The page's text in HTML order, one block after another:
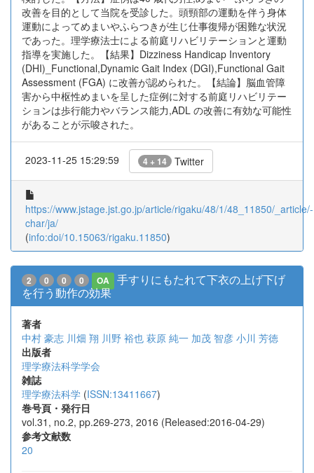
改善を目的として当院を受診した。頭頸部の運動を伴う身体
運動によってめまいやふらつきが生じ仕事復帰が困難な状況
であった。理学療法士による前庭リハビリテーションと運動
指導を実施した。【結果】Dizziness Handicap Inventory
(DHI)_Functional,Dynamic Gait Index (DGI),Functional Gait
Assessment (FGA) に改善が認められた。【結論】脳血管障
害から中枢性めまいを呈した症例に対する前庭リハビリテー
ションは歩行能力やバランス能力,ADL の改善に有効な可能性
があることが示唆された。
2023-11-25 15:29:59 4 + 14 Twitter
https://www.jstage.jst.go.jp/article/rigaku/48/1/48_11850/_article/-
char/ja/
(info:doi/10.15063/rigaku.11850)
2 0 0 0 OA
手すりにもたれて下衣の上げ下げ
を行う動作の効果
著者
中村 豪志 川畑 翔 川野 裕也 萩原 純一 加茂 智彦 小川 芳徳
出版者
理学療法科学学会
雑誌
理学療法科学 (ISSN:13411667)
巻号頁・発行日
vol.31, no.2, pp.269-273, 2016 (Released:2016-04-29)
参考文献数
20